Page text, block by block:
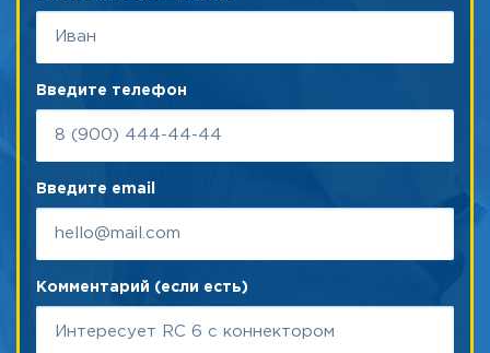
Введите телефон
Введите email
Комментарий (если есть)